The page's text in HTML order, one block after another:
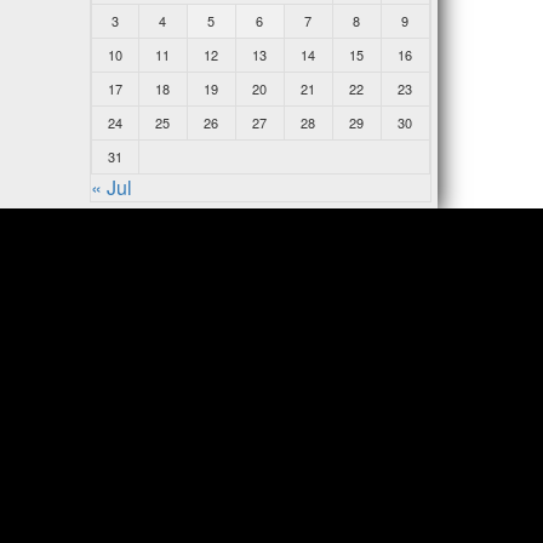
3
4 5 6 7 8
9
10
11 12 13 14 15
16
17
18 19 20 21 22
23
24
25 26 27 28 29
30
31
« Jul